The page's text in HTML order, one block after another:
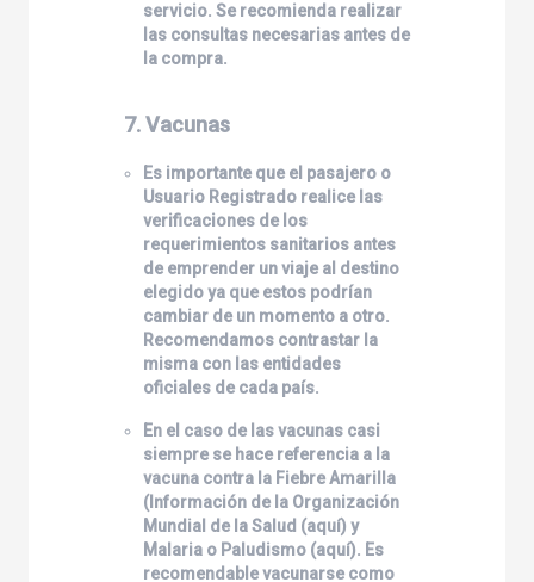
servicio. Se recomienda realizar
las consultas necesarias antes de
la compra.
7. Vacunas
Es importante que el pasajero o
Usuario Registrado realice las
verificaciones de los
requerimientos sanitarios antes
de emprender un viaje al destino
elegido ya que estos podrían
cambiar de un momento a otro.
Recomendamos contrastar la
misma con las entidades
oficiales de cada país.
En el caso de las vacunas casi
siempre se hace referencia a la
vacuna contra la Fiebre Amarilla
(Información de la Organización
Mundial de la Salud (aquí) y
Malaria o Paludismo (aquí). Es
recomendable vacunarse como